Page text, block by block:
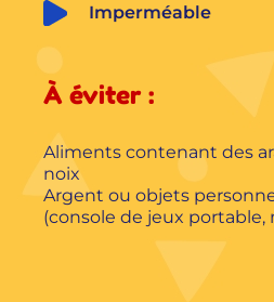
Imperméable
À éviter :
Aliments contenant des
noix
Argent ou objets
(console de jeux